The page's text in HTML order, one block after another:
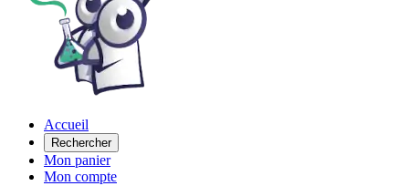
Accueil
Rechercher
Mon panier
Mon compte